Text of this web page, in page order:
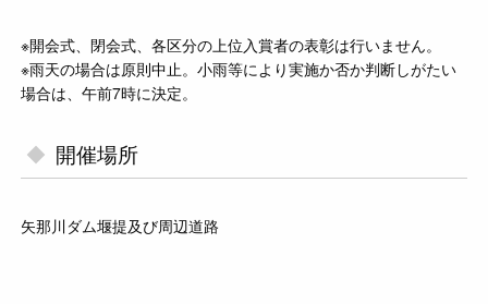
※開会式、閉会式、各区分の上位入賞者の表彰は行いません。
※雨天の場合は原則中止。小雨等により実施か否か判断しがたい
場合は、午前7時に決定。
開催場所
矢那川ダム堰提及び周辺道路